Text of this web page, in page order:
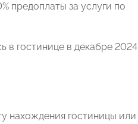
предоплаты за услуги по
в гостинице в декабре 2024
нахождения гостиницы или